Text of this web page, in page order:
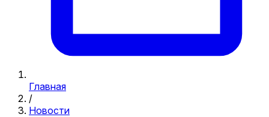
Главная
/
Новости